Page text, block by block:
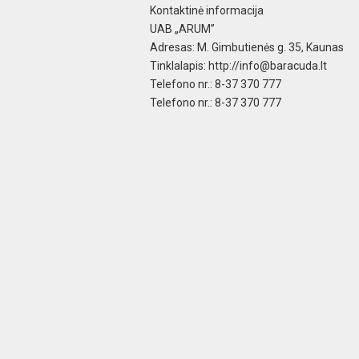
Kontaktinė informacija
UAB „ARUM”
Adresas: M. Gimbutienės g. 35, Kaunas
Tinklalapis: http://info@baracuda.lt
Telefono nr.: 8-37 370 777
Telefono nr.: 8-37 370 777